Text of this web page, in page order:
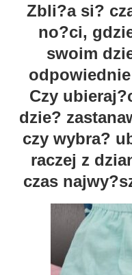
Zbli?a si?
no?ci,
swoim
Czy
dzie?
czy wybra?
raczej z
czas